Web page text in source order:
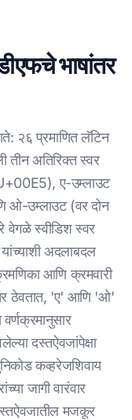
भाषांतर
२६ प्रमाणित लॅटिन
तीन अतिरिक्त स्वर
ए-उम्लाउट
ओ-उम्लाउट (वर दोन
स्वीडिश स्वर
अदलाबदल
आणि क्रमवारी
ठेवतात, 'ए' आणि 'ओ'
दस्तऐवजांपेक्षा
कव्हरेजशिवाय
जागी वारंवार
मजकूर